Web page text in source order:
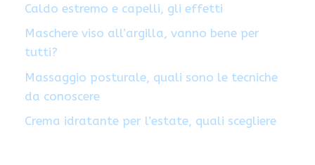
Caldo estremo e capelli, gli effetti
Maschere viso all’argilla, vanno bene per
tutti?
Massaggio posturale, quali sono le tecniche
da conoscere
Crema idratante per l’estate, quali scegliere